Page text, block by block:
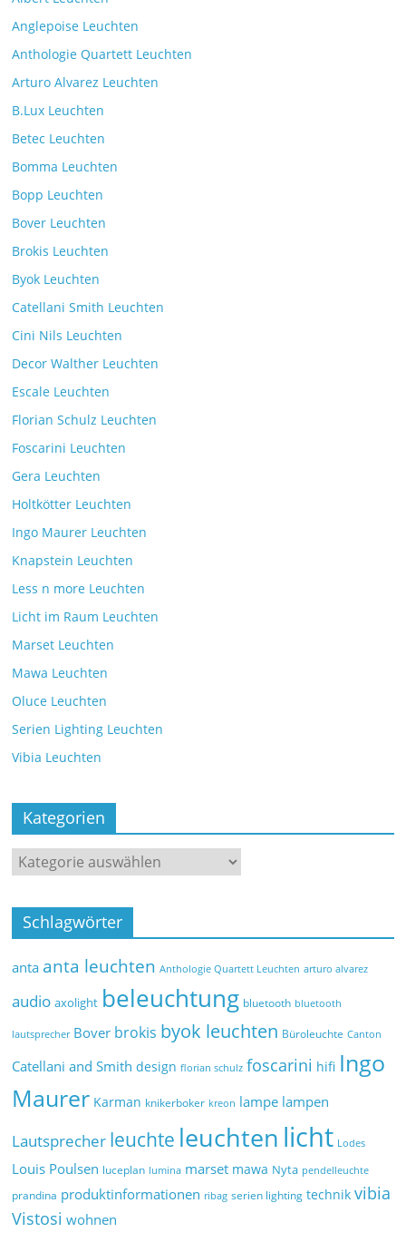
7. Juli 2025
Herstellers Brokis
Anglepoise Leuchten
Anthologie Quartett Leuchten
Arturo Alvarez Leuchten
B.Lux Leuchten
Betec Leuchten
Bomma Leuchten
Bopp Leuchten
Bover Leuchten
Brokis Leuchten
Byok Leuchten
Catellani Smith Leuchten
Cini Nils Leuchten
Decor Walther Leuchten
Escale Leuchten
Florian Schulz Leuchten
Foscarini Leuchten
Gera Leuchten
Holtkötter Leuchten
Ingo Maurer Leuchten
Knapstein Leuchten
Less n more Leuchten
Licht im Raum Leuchten
Marset Leuchten
Mawa Leuchten
Oluce Leuchten
Serien Lighting Leuchten
Vibia Leuchten
Kategorien
Schlagwörter
anta anta leuchten Anthologie Quartett Leuchten arturo alvarez
audio axolight beleuchtung bluetooth bluetooth
lautsprecher Bover brokis byok leuchten Büroleuchte Canton
Catellani and Smith design florian schulz foscarini hifi Ingo
Maurer Karman knikerboker kreon lampe lampen
Lautsprecher leuchte leuchten licht Lodes
Louis Poulsen luceplan lumina marset mawa Nyta pendelleuchte
prandina produktinformationen ribag serien lighting technik vibia
Vistosi wohnen